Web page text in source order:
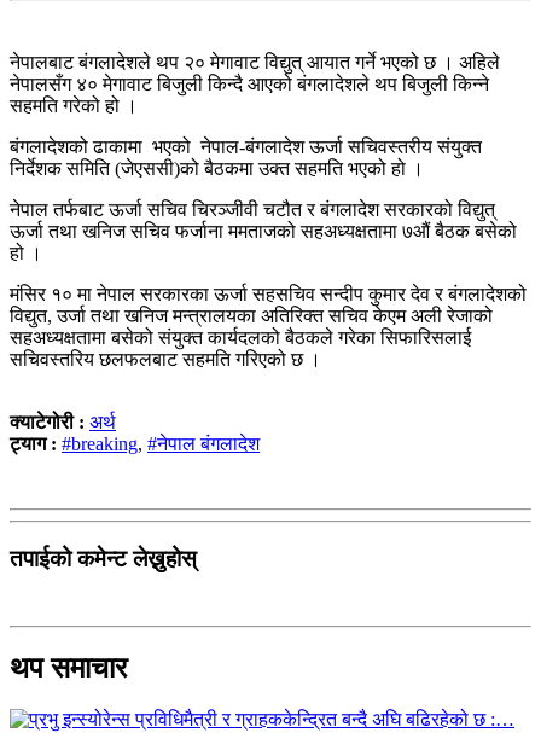
नेपालबाट बंगलादेशले थप २० मेगावाट विद्युत् आयात गर्ने भएको छ । अहिले
नेपालसँग ४० मेगावाट बिजुली किन्दै आएको बंगलादेशले थप बिजुली किन्ने
सहमति गरेको हो ।
बंगलादेशको ढाकामा भएको नेपाल-बंगलादेश ऊर्जा सचिवस्तरीय संयुक्त
निर्देशक समिति (जेएससी)को बैठकमा उक्त सहमति भएको हो ।
नेपाल तर्फबाट ऊर्जा सचिव चिरञ्जीवी चटौत र बंगलादेश सरकारको विद्युत्
ऊर्जा तथा खनिज सचिव फर्जाना ममताजको सहअध्यक्षतामा ७औं बैठक बसेको
हो ।
मंसिर १० मा नेपाल सरकारका ऊर्जा सहसचिव सन्दीप कुमार देव र बंगलादेशको
विद्युत, उर्जा तथा खनिज मन्त्रालयका अतिरिक्त सचिव केएम अली रेजाको
सहअध्यक्षतामा बसेको संयुक्त कार्यदलको बैठकले गरेका सिफारिसलाई
सचिवस्तरिय छलफलबाट सहमति गरिएको छ ।
क्याटेगोरी : अर्थ
ट्याग : #breaking, #नेपाल बंगलादेश
तपाईको कमेन्ट लेख्नुहोस्
थप समाचार